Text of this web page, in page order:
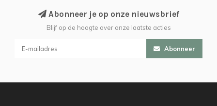
Abonneer je op onze nieuwsbrief
Blijf op de hoogte over onze laatste acties
Abonneer